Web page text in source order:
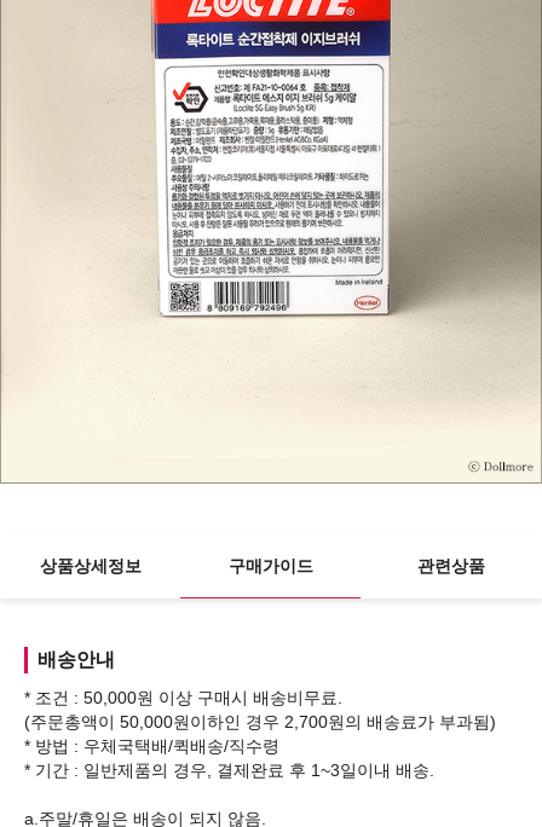
상품상세정보 구매가이드 관련상품
배송안내
* 조건 : 50,000원 이상 구매시 배송비무료.
(주문총액이 50,000원이하인 경우 2,700원의 배송료가 부과됨)
* 방법 : 우체국택배/퀵배송/직수령
* 기간 : 일반제품의 경우, 결제완료 후 1~3일이내 배송.
a.주말/휴일은 배송이 되지 않음.